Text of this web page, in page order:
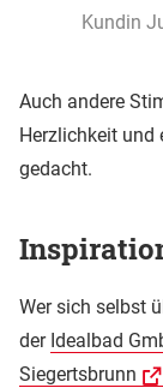
Kundin
Auch andere
Herzlichkeit und
gedacht.
Wer sich selbst
der Idealbad
Siegertsbrunn